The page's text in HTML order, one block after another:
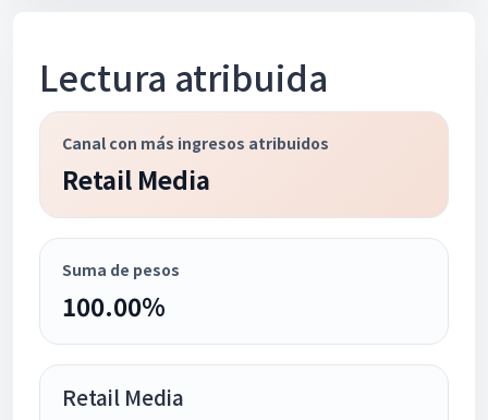
Lectura atribuida
Canal con más ingresos atribuidos
Retail Media
Suma de pesos
100.00%
Retail Media